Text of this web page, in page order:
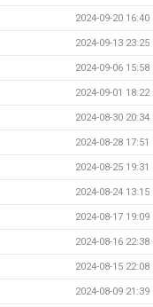
2024-09-20 16:40
2024-09-13 23:25
2024-09-06 15:58
2024-09-01 18:22
2024-08-30 20:34
2024-08-28 17:51
2024-08-25 19:31
2024-08-24 13:15
2024-08-17 19:09
2024-08-16 22:38
2024-08-15 22:08
2024-08-09 21:39